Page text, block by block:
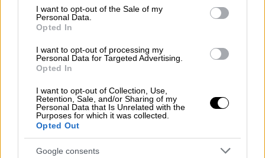
consent section.
I want to opt-out of the Sale of my
Personal Data.
Opted In
I want to opt-out of processing my
Personal Data for Targeted Advertising.
Opted In
I want to opt-out of Collection, Use,
Retention, Sale, and/or Sharing of my
Personal Data that Is Unrelated with the
Purposes for which it was collected.
Opted Out
Google consents
View this post on Instagram